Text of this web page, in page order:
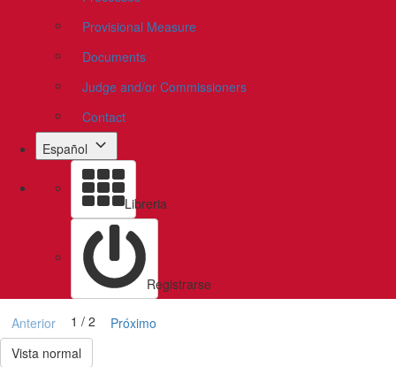
Provisional Measure
Documents
Judge and/or Commissioners
Contact
Español
Libreria
Registrarse
Anterior 1 / 2
Próximo
Vista normal